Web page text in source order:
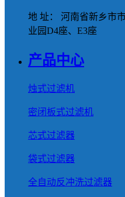
地 址： 河南省新乡市
业园D4座、E3座
产品中心
烛式过滤机
密闭板式过滤机
芯式过滤器
袋式过滤器
全自动反冲洗过滤器